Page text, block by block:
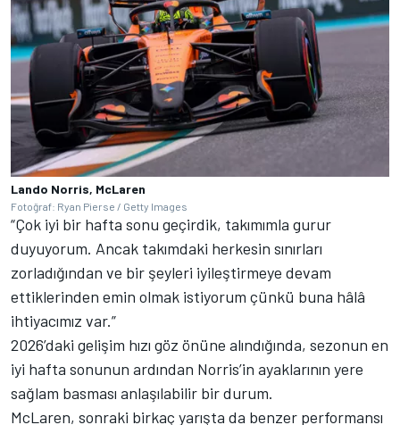
Lando Norris, McLaren
Fotoğraf: Ryan Pierse / Getty Images
“Çok iyi bir hafta sonu geçirdik, takımımla gurur
duyuyorum. Ancak takımdaki herkesin sınırları
zorladığından ve bir şeyleri iyileştirmeye devam
ettiklerinden emin olmak istiyorum çünkü buna hâlâ
ihtiyacımız var.”
2026’daki gelişim hızı göz önüne alındığında, sezonun en
iyi hafta sonunun ardından Norris’in ayaklarının yere
sağlam basması anlaşılabilir bir durum.
McLaren, sonraki birkaç yarışta da benzer performansı